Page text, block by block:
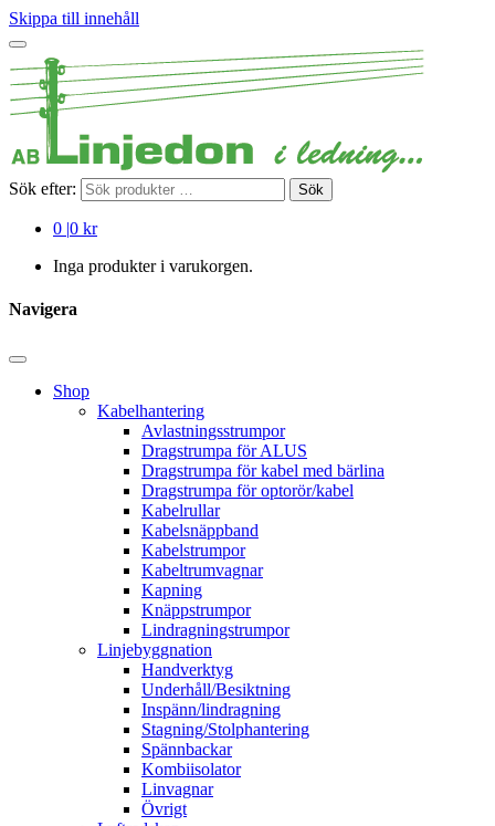
Skippa till innehåll
Sök efter: Sök
0 |0 kr
Inga produkter i varukorgen.
Navigera
Shop
Kabelhantering
Avlastningsstrumpor
Dragstrumpa för ALUS
Dragstrumpa för kabel med bärlina
Dragstrumpa för optorör/kabel
Kabelrullar
Kabelsnäppband
Kabelstrumpor
Kabeltrumvagnar
Kapning
Knäppstrumpor
Lindragningstrumpor
Linjebyggnation
Handverktyg
Underhåll/Besiktning
Inspänn/lindragning
Stagning/Stolphantering
Spännbackar
Kombiisolator
Linvagnar
Övrigt